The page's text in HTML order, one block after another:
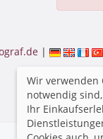
|
Wir verwenden
notwendig
Ihr